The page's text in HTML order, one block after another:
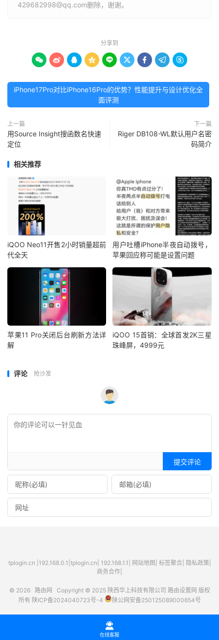
429682998@qq.com删除，谢谢。
分享到
        
iPhone17Pro对比iPhone16Pro的优势？性能提升与设计优化全
面评测
上一篇
用Source Insight搜函数名快速
定位
下一篇
Riger DB108-WL默认用户名密
码简介
相关推荐
iQOO Neo11开售2小时销量超前
代全天
用户吐槽iPhone半夜自动拨号，
苹果回应称可能是设置问题
苹果11 Pro关闭后台刷新方法详
解
iQOO 15首销：全球首发2K三星
珠峰屏，4999元
评论 抢沙发
提交评论
tplogin.cn 192.168.0.1 tplogin.cn 192.168.1.1 网站地图 标签聚合| 隐私政策
商务合作|
© 2026 路由网 Copyright © 2025 陕西华上科技有限公司 路由设置网 版权
所有 陕ICP备2024040723号-4 陕公网安备250125089000654号

在线客服